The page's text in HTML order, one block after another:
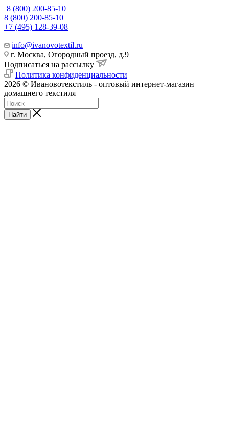
8 (800) 200-85-10
8 (800) 200-85-10
+7 (495) 128-39-08
info@ivanovotextil.ru
г. Москва, Огородный проезд, д.9
Подписаться на рассылку
Политика конфиденциальности
2026 © Ивановотекстиль - оптовый интернет-магазин
домашнего текстиля
Найти